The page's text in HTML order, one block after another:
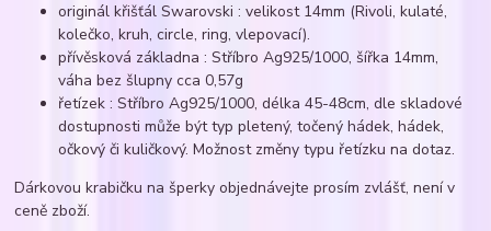
originál křišťál Swarovski : velikost 14mm (Rivoli, kulaté,
kolečko, kruh, circle, ring, vlepovací).
přívěsková základna : Stříbro Ag925/1000, šířka 14mm,
váha bez šlupny cca 0,57g
řetízek : Stříbro Ag925/1000, délka 45-48cm, dle skladové
dostupnosti může být typ pletený, točený hádek, hádek,
očkový či kuličkový. Možnost změny typu řetízku na dotaz.
Dárkovou krabičku na šperky objednávejte prosím zvlášť, není v
ceně zboží.